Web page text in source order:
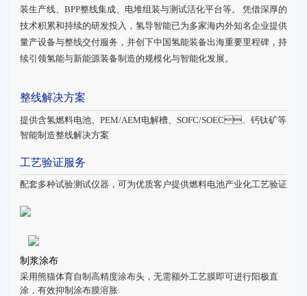
装生产线、BPP整线集成、电堆组装与测试活化平台等。 凭借深厚的
技术积累和持续的研发投入，氢导智能已为多家海内外知名企业提供
量产设备与整线交付服务，并创下中国氢能装备出海重要里程碑，持
续引领氢能与新能源装备制造的规模化与智能化发展。
整线解决方案
提供含氢燃料电池、PEM/AEM电解槽、SOFC/SOEC、钙钛矿等
智能制造整线解决方案
工艺验证服务
配套多种试验测试仪器，可为优质客户提供燃料电池产业化工艺验证
制浆涂布
采用熊猫体育自制高精度涂布头，无需额外工艺膜即可进行阳极直
涂，有效抑制涂布膜溶胀